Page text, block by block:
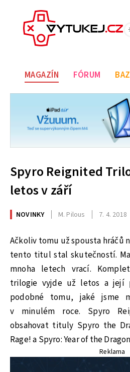
MAGAZÍN FÓRUM
Spyro Reignited
letos v září
NOVINKY M. Pilous 7. 4. 2018
Ačkoliv tomu už spousta hráčů
tento titul stal skutečností.
mnoha letech vrací.
trilogie vyjde už letos a její
podobné tomu, jaké jsme
v minulém roce. Spyro
obsahovat tituly Spyro the
Rage! a Spyro: Year of the
Reklama